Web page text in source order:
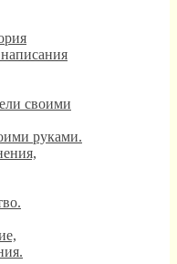
своими
руками.